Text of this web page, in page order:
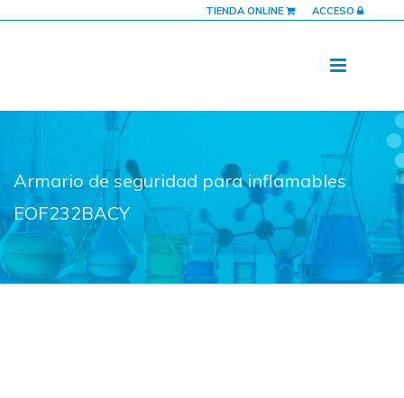
TIENDA ONLINE ACCESO
Armario de seguridad para inflamables
EOF232BACY